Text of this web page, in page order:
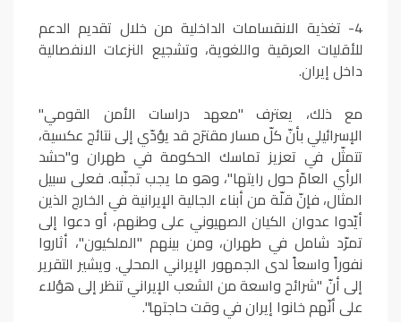
4- تغذية الانقسامات الداخلية من خلال تقديم الدعم
للأقليات العرقية واللغوية، وتشجيع النزعات الانفصالية
داخل إيران.
مع ذلك، يعترف "معهد دراسات الأمن القومي"
الإسرائيلي بأنّ كلّ مسار مقترَح قد يؤدّي إلى نتائج عكسية،
تتمثّل في تعزيز تماسك الحكومة في طهران و"حشد
الرأي العامّ حول رايتها"، وهو ما يجب تجنّبه. فعلى سبيل
المثال، فإنّ قلّة من أبناء الجالية الإيرانية في الخارج الذين
أيّدوا عدوان الكيان الصهيوني على وطنهم، أو دعوا إلى
تمرّد شامل في طهران، ومن بينهم "الملكيون"، أثاروا
نفوراً واسعاً لدى الجمهور الإيراني المحلي. ويشير التقرير
إلى أنّ "شرائح واسعة من الشعب الإيراني تنظر إلى هؤلاء
على أنّهم خانوا إيران في وقت حاجتها".